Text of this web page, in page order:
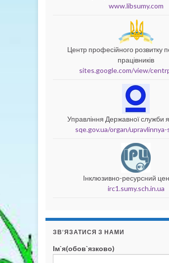
www.libsumy.com
Центр професійного розвитку
працівників
sites.google.com/view/
Управління Державної служби
sqe.gov.ua/organ/
Інклюзивно-ресурсний
irc1.sumy.sch.in.ua
ЗВ’ЯЗАТИСЯ З НАМИ
Ім`я(обов`язково)